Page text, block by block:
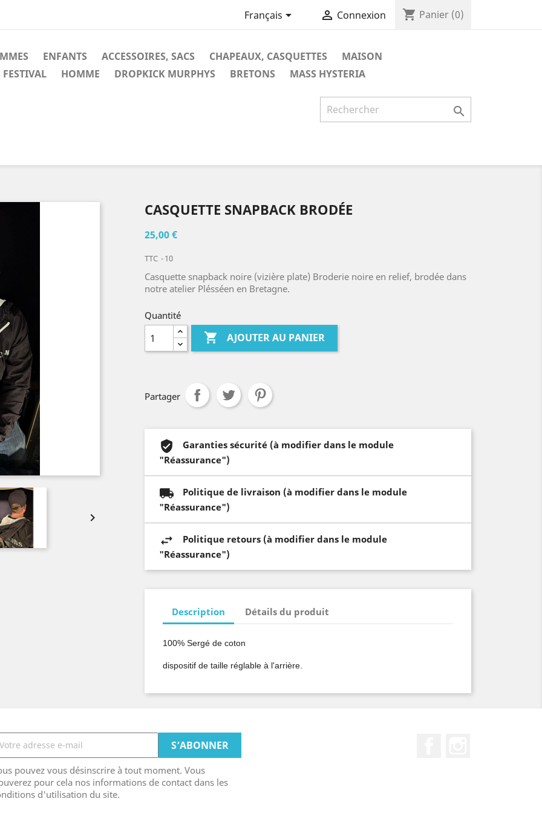
Français  Connexion shopping_cart Panier (0)
ENFANTS ACCESSOIRES, SACS CHAPEAUX, CASQUETTES
MAISON
HOMME DROPKICK MURPHYS BRETONS MASS HYSTERIA


CASQUETTE SNAPBACK BRODÉE
25,00 €
TTC 10
Casquette snapback noire (vizière plate) Broderie noire en relief, brodée dans
notre atelier Plésséen en Bretagne.
Quantité
 AJOUTER AU PANIER
Partager
Garanties sécurité (à modifier dans le module
"Réassurance")
Politique de livraison (à modifier dans le module
"Réassurance")
Politique retours (à modifier dans le module
"Réassurance")
Description Détails du produit
100% Sergé de coton
dispositif de taille réglable à l'arrière.
pouvez vous désinscrire à tout moment. Vous
pour cela nos informations de contact dans les
d'utilisation du site.